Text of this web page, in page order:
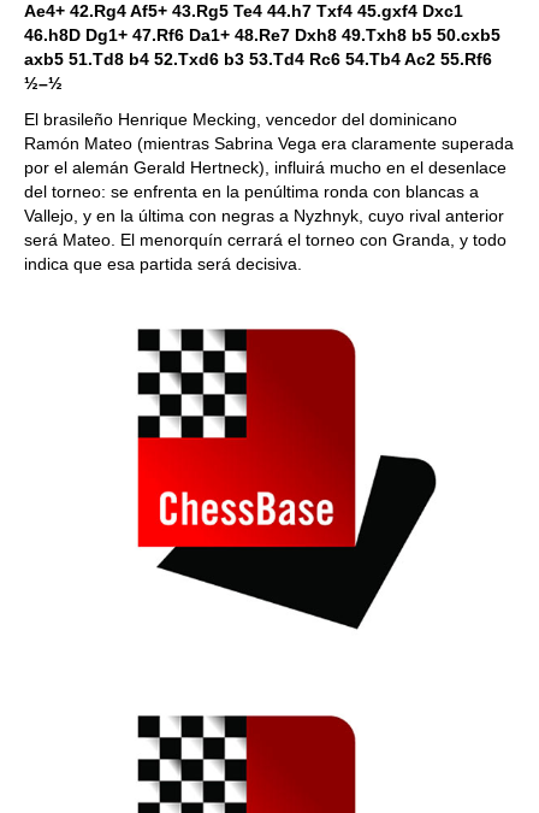
Ae4+ 42.Rg4 Af5+ 43.Rg5 Te4 44.h7 Txf4 45.gxf4 Dxc1
46.h8D Dg1+ 47.Rf6 Da1+ 48.Re7 Dxh8 49.Txh8 b5 50.cxb5
axb5 51.Td8 b4 52.Txd6 b3 53.Td4 Rc6 54.Tb4 Ac2 55.Rf6
½–½
El brasileño Henrique Mecking, vencedor del dominicano
Ramón Mateo (mientras Sabrina Vega era claramente superada
por el alemán Gerald Hertneck), influirá mucho en el desenlace
del torneo: se enfrenta en la penúltima ronda con blancas a
Vallejo, y en la última con negras a Nyzhnyk, cuyo rival anterior
será Mateo. El menorquín cerrará el torneo con Granda, y todo
indica que esa partida será decisiva.